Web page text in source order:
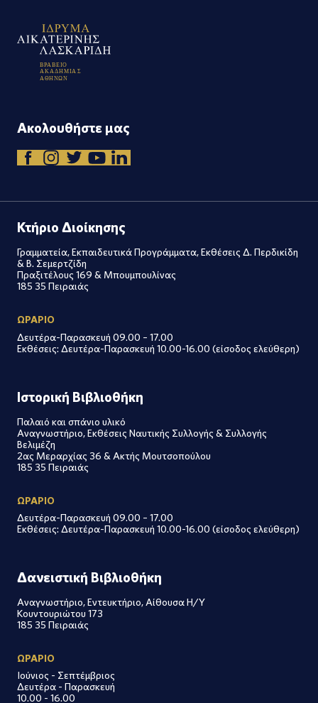
ΒΡΑΒΕΙΟ
ΑΚΑΔΗΜΙΑ Σ
Α ΘΗΝΩΝ
Ακολουθήστε μας
Κτήριο Διοίκησης
Γραμματεία, Εκπαιδευτικά Προγράμματα, Εκθέσεις Δ. Περδικίδη
& Β. Σεμερτζίδη
Πραξιτέλους 169 & Μπουμπουλίνας
185 35 Πειραιάς
ΩΡΑΡΙΟ
Δευτέρα-Παρασκευή 09.00 – 17.00
Εκθέσεις: Δευτέρα-Παρασκευή 10.00-16.00 (είσοδος ελεύθερη)
Ιστορική Βιβλιοθήκη
Παλαιό και σπάνιο υλικό
Αναγνωστήριο, Εκθέσεις Ναυτικής Συλλογής & Συλλογής
Βελιμέζη
2ας Μεραρχίας 36 & Ακτής Μουτσοπούλου
185 35 Πειραιάς
ΩΡΑΡΙΟ
Δευτέρα-Παρασκευή 09.00 – 17.00
Εκθέσεις: Δευτέρα-Παρασκευή 10.00-16.00 (είσοδος ελεύθερη)
Δανειστική Βιβλιοθήκη
Αναγνωστήριο, Εντευκτήριο, Αίθουσα Η/Υ
Κουντουριώτου 173
185 35 Πειραιάς
ΩΡΑΡΙΟ
Ιούνιος - Σεπτέμβριος
Δευτέρα - Παρασκευή
10.00 - 16.00